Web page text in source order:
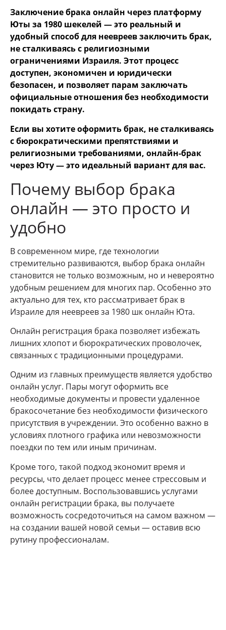
Заключение брака онлайн через платформу
Юты за 1980 шекелей — это реальный и
удобный способ для неевреев заключить брак,
не сталкиваясь с религиозными
ограничениями Израиля. Этот процесс
доступен, экономичен и юридически
безопасен, и позволяет парам заключать
официальные отношения без необходимости
покидать страну.
Если вы хотите оформить брак, не сталкиваясь
с бюрократическими препятствиями и
религиозными требованиями, онлайн-брак
через Юту — это идеальный вариант для вас.
Почему выбор брака
онлайн — это просто и
удобно
В современном мире, где технологии
стремительно развиваются, выбор брака онлайн
становится не только возможным, но и невероятно
удобным решением для многих пар. Особенно это
актуально для тех, кто рассматривает брак в
Израиле для неевреев за 1980 шк онлайн Юта.
Онлайн регистрация брака позволяет избежать
лишних хлопот и бюрократических проволочек,
связанных с традиционными процедурами.
Одним из главных преимуществ является удобство
онлайн услуг. Пары могут оформить все
необходимые документы и провести удаленное
бракосочетание без необходимости физического
присутствия в учреждении. Это особенно важно в
условиях плотного графика или невозможности
поездки по тем или иным причинам.
Кроме того, такой подход экономит время и
ресурсы, что делает процесс менее стрессовым и
более доступным. Воспользовавшись услугами
онлайн регистрации брака, вы получаете
возможность сосредоточиться на самом важном —
на создании вашей новой семьи — оставив всю
рутину профессионалам.